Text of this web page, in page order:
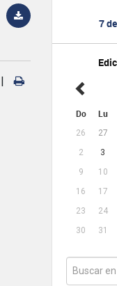
7
Do Lu
26 27
2
3
9
10
16
17
23
24
30
31
|